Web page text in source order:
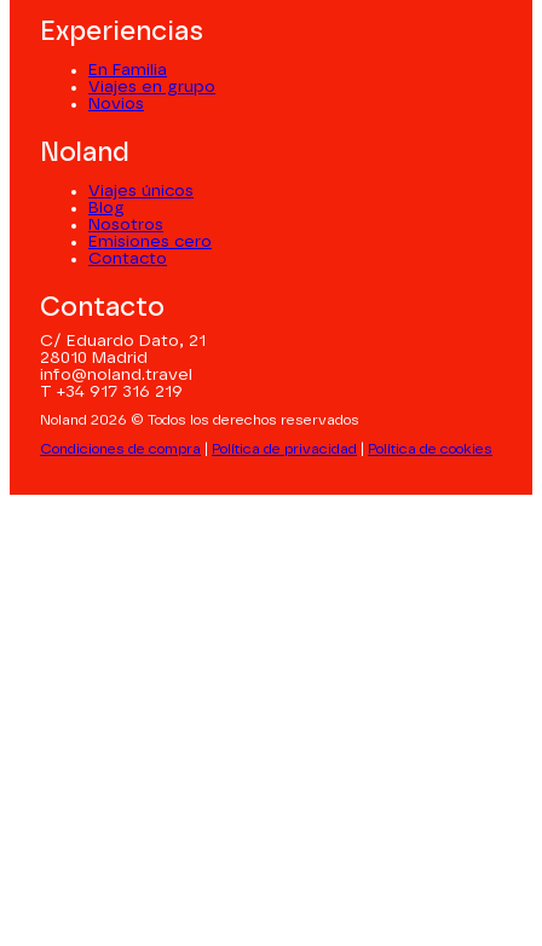
Experiencias
En Familia
Viajes en grupo
Novios
Noland
Viajes únicos
Blog
Nosotros
Emisiones cero
Contacto
Contacto
C/ Eduardo Dato, 21
28010 Madrid
info@noland.travel
T +34 917 316 219
Noland 2026 © Todos los derechos reservados
Condiciones de compra
Política de privacidad Política de cookies